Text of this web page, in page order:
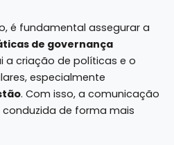
é fundamental assegurar a
de governança
a criação de políticas e o
especialmente
. Com isso, a comunicação
de forma mais